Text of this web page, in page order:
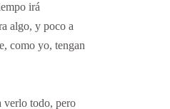
irá
algo, y poco a
como yo, tengan
verlo todo, pero